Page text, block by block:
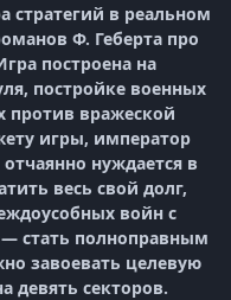
стратегий в реальном
Ф. Геберта про
построена на
постройке военных
против вражеской
игры, император
нуждается в
весь свой долг,
войн с
стать полноправным
завоевать целевую
девять секторов.